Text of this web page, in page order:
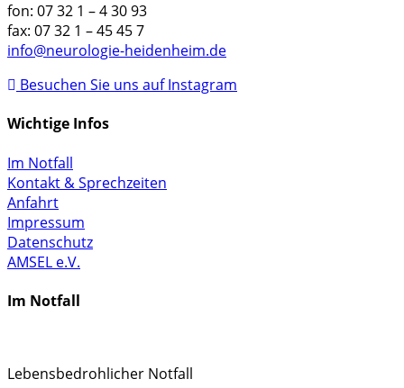
fon: 07 32 1 – 4 30 93
fax: 07 32 1 – 45 45 7
info@neurologie-heidenheim.de
Besuchen Sie uns auf Instagram
Wichtige Infos
Im Notfall
Kontakt & Sprechzeiten
Anfahrt
Impressum
Datenschutz
AMSEL e.V.
Im Notfall
Lebensbedrohlicher Notfall